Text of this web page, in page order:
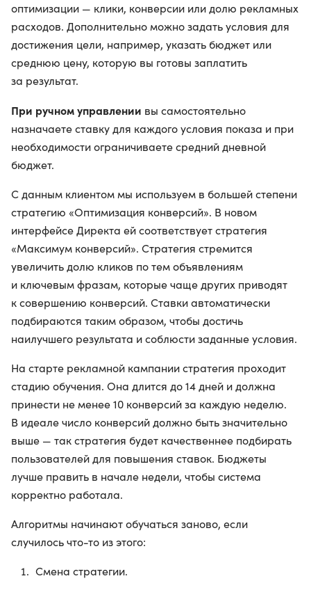
оптимизации — клики, конверсии или долю рекламных
расходов. Дополнительно можно задать условия для
достижения цели, например, указать бюджет или
среднюю цену, которую вы готовы заплатить
за результат.
При ручном управлении вы самостоятельно
назначаете ставку для каждого условия показа и при
необходимости ограничиваете средний дневной
бюджет.
С данным клиентом мы используем в большей степени
стратегию «Оптимизация конверсий». В новом
интерфейсе Директа ей соответствует стратегия
«Максимум конверсий». Стратегия стремится
увеличить долю кликов по тем объявлениям
и ключевым фразам, которые чаще других приводят
к совершению конверсий. Ставки автоматически
подбираются таким образом, чтобы достичь
наилучшего результата и соблюсти заданные условия.
На старте рекламной кампании стратегия проходит
стадию обучения. Она длится до 14 дней и должна
принести не менее 10 конверсий за каждую неделю.
В идеале число конверсий должно быть значительно
выше — так стратегия будет качественнее подбирать
пользователей для повышения ставок. Бюджеты
лучше править в начале недели, чтобы система
корректно работала.
Алгоритмы начинают обучаться заново, если
случилось что-то из этого:
Смена стратегии.